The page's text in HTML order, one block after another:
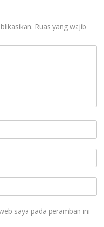
Ruas yang wajib
saya pada peramban ini